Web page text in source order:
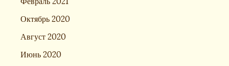
Октябрь 2020
Август 2020
Июнь 2020